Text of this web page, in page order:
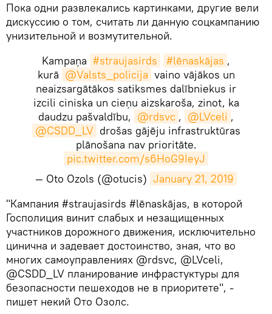
​Пока одни развлекались картинками, другие вели
дискуссию о том, считать ли данную соцкампанию
унизительной и возмутительной.
Kampaņa #straujasirds #lēnaskājas ,
kurā @Valsts_policija vaino vājākos un
neaizsargātākos satiksmes dalībniekus ir
izcili ciniska un cieņu aizskaroša, zinot, ka
daudzu pašvaldību, @rdsvc , @LVceli ,
@CSDD_LV drošas gājēju infrastruktūras
plānošana nav prioritāte.
pic.twitter.com/s6HoG9IeyJ
— Oto Ozols (@otucis) January 21, 2019
​"Кампания #straujasirds #lēnaskājas, в которой
Госполиция винит слабых и незащищенных
участников дорожного движения, исключительно
цинична и задевает достоинство, зная, что во
многих самоуправлениях @rdsvc, @LVceli,
@CSDD_LV планирование инфрастуктуры для
безопасности пешеходов не в приоритете", -
пишет некий Ото Озолс.